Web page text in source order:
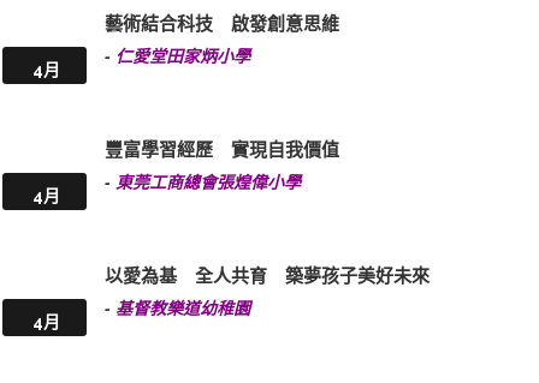
4月
藝術結合科技 啟發創意思維
- 仁愛堂田家炳小學
4月
豐富學習經歷 實現自我價值
- 東莞工商總會張煌偉小學
4月
以愛為基 全人共育 築夢孩子美好未來
- 基督教樂道幼稚園